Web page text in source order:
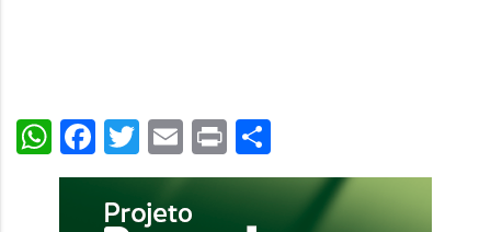
WhatsApp
Facebook
Twitter
Email
PrintShare